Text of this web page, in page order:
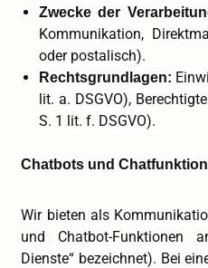
Zwecke der
Kommunikation,
oder postalisch).
Rechtsgrundlagen:
lit. a. DSGVO),
S. 1 lit. f. DSGVO).
Chatbots und
Wir bieten als
und Chatbot-Funktionen
Dienste“ bezeichnet). Bei